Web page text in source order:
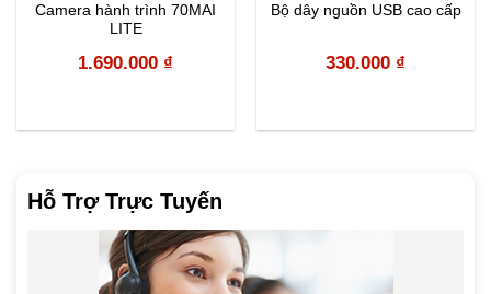
Hỗ Trợ Trực Tuyến
Camera hành trình 70MAI
LITE
1.690.000 ₫
Bộ dây nguồn USB cao cấp
330.000 ₫